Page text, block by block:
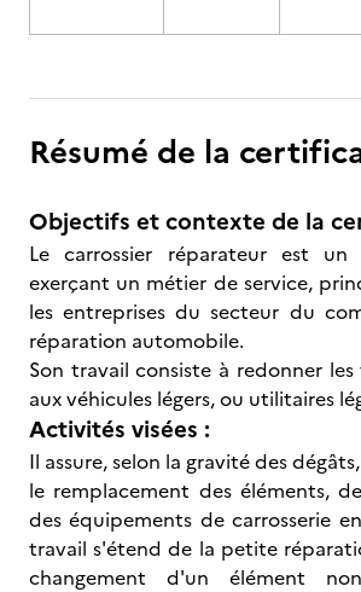
Résumé de la
Objectifs et contexte de la
Le carrossier réparateur est un
exerçant un métier de service,
les entreprises du secteur du
réparation automobile.
Son travail consiste à redonner
aux véhicules légers, ou utilitaires
Activités visées :
Il assure, selon la gravité des
le remplacement des éléments,
des équipements de carrosserie
travail s'étend de la petite
changement d'un élément